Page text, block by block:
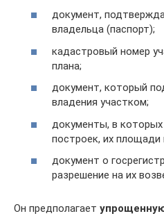
документ,
владельца (паспорт);
кадастровый номер
плана;
документ, который
владения участком;
документы, в которых
построек, их площади
документ о
разрешение на их
Он предполагает